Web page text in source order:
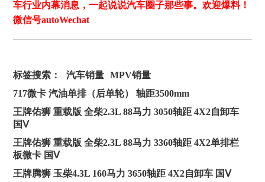
车行业内幕消息，一起说说汽车圈子那些事。欢迎爆料！
微信号autoWechat
标签搜索： 汽车销量
MPV销量
717微卡 汽油单排（后单轮） 轴距3500mm
王牌佑狮 重载版 全柴2.3L 88马力 3050轴距 4X2自卸车
国Ⅴ
王牌佑狮 重载版 全柴2.3L 88马力 3360轴距 4X2单排栏
板微卡 国Ⅴ
王牌腾狮 玉柴4.3L 160马力 3650轴距 4X2自卸车 国Ⅴ